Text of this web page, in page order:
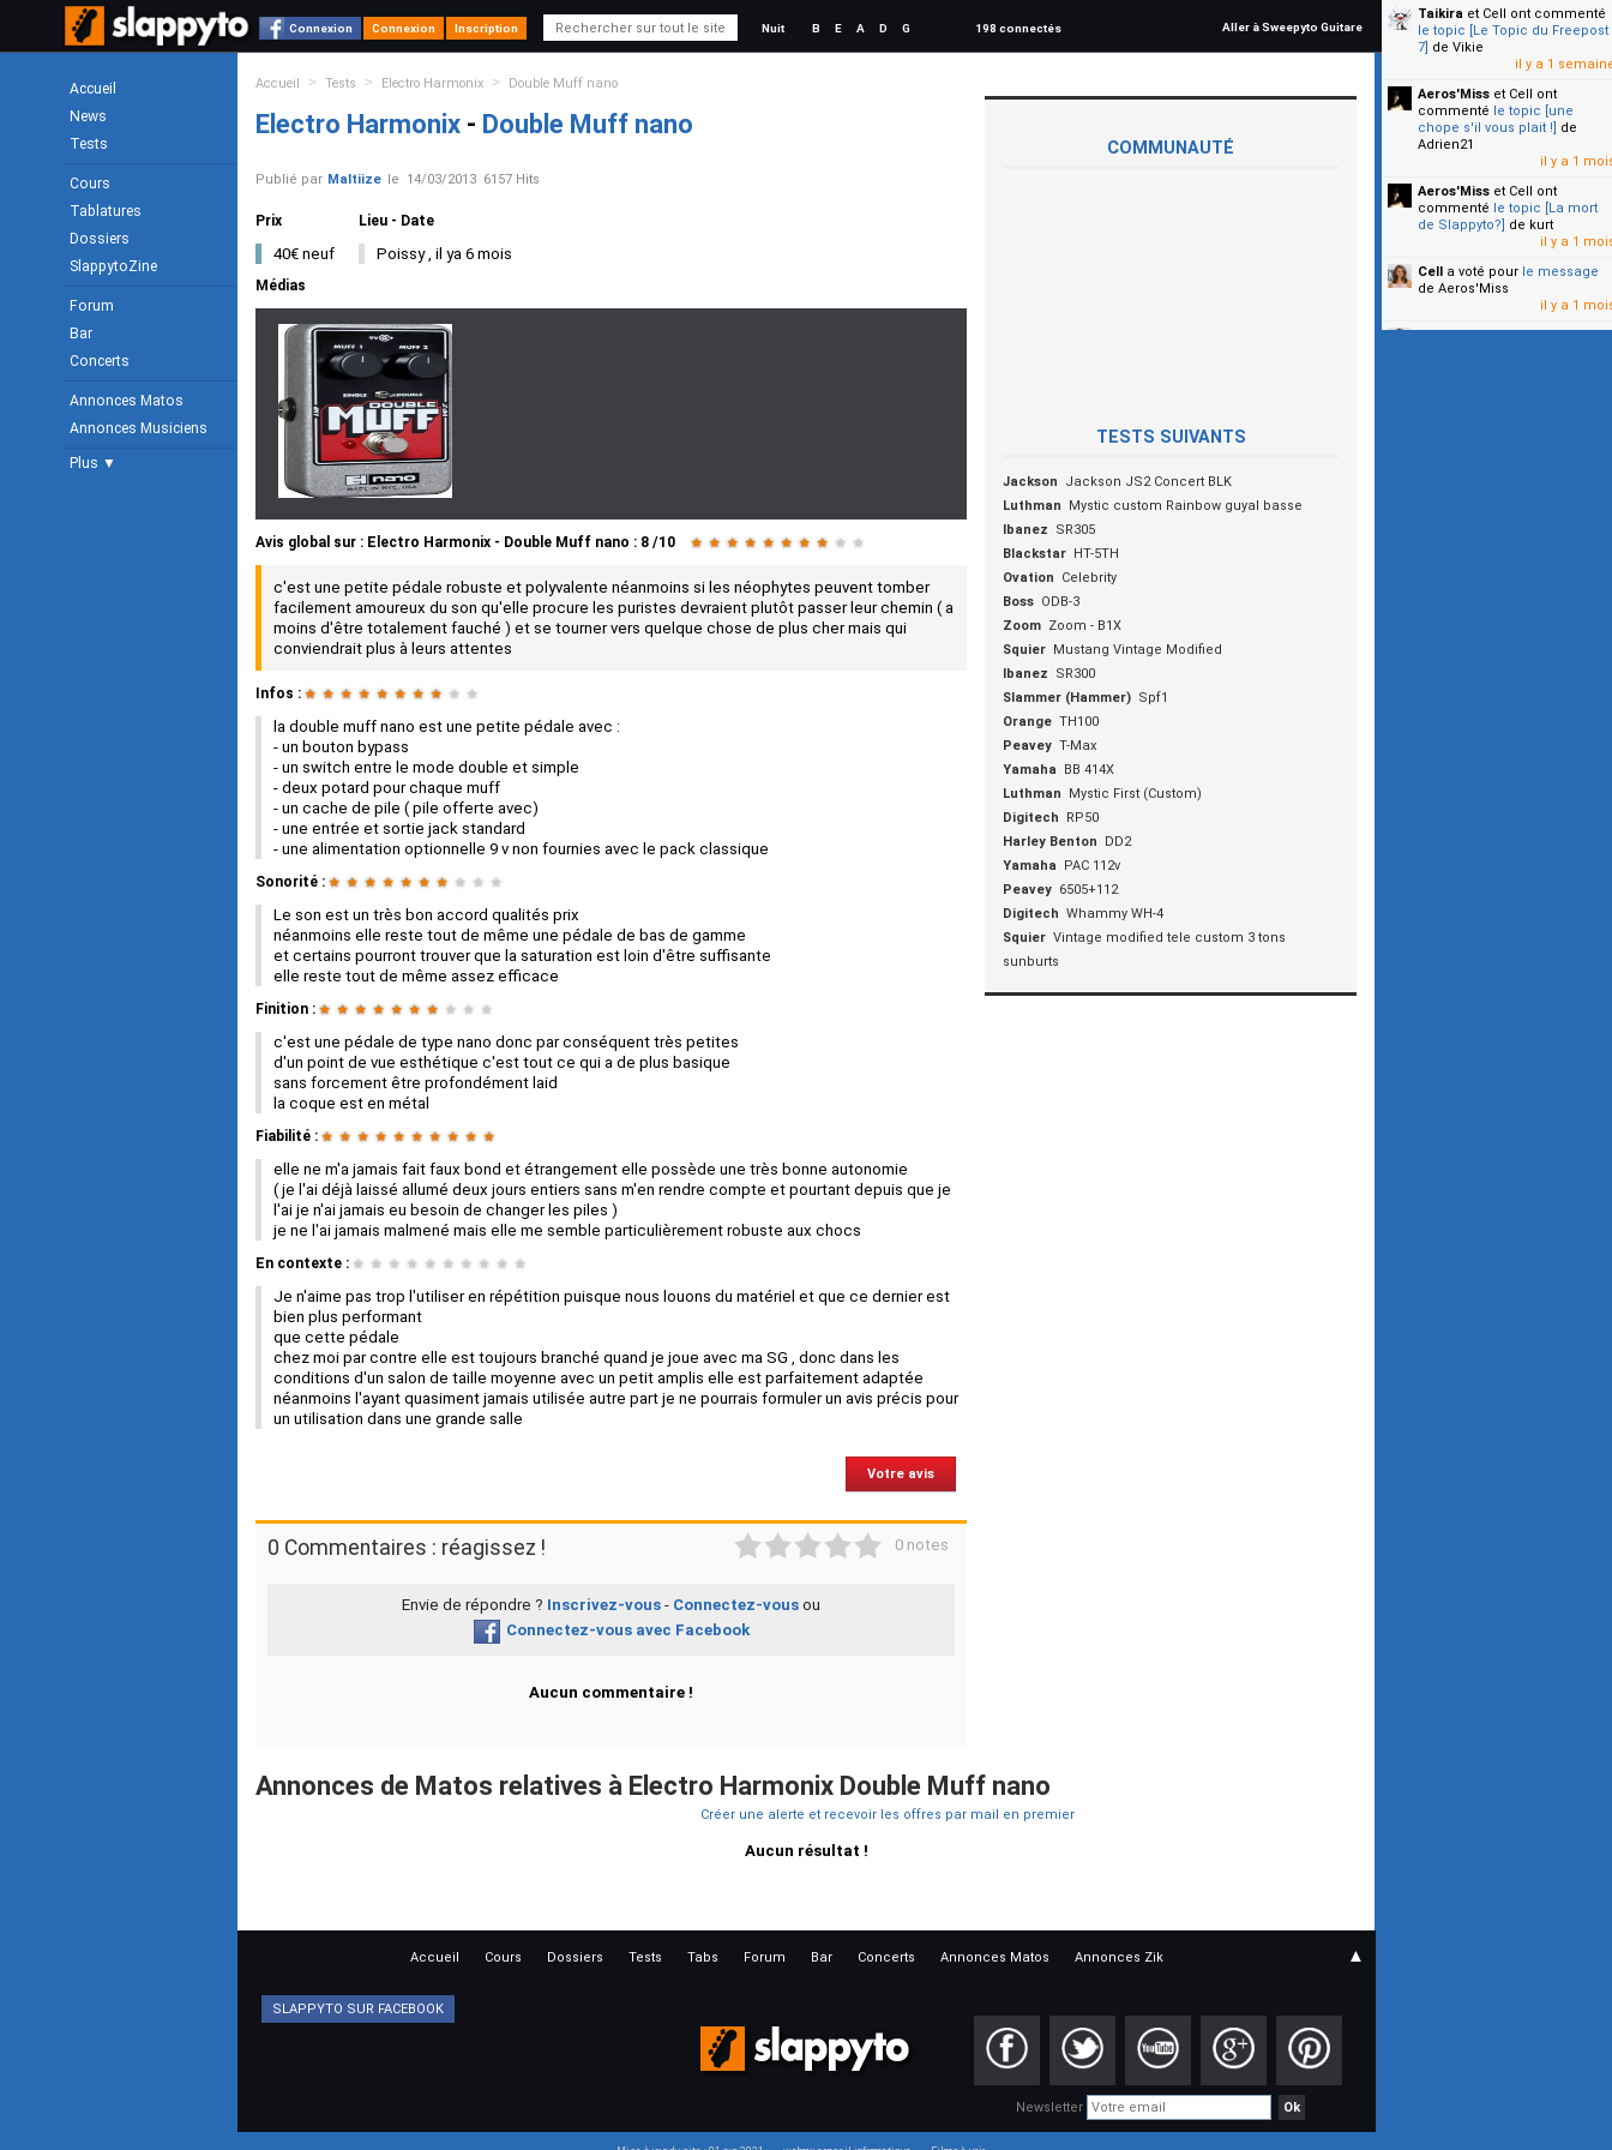
Connexion Connexion Inscription Nuit B E A D G 198 connectés Aller à Sweepyto Guitare
Accueil
News
Tests
Cours
Tablatures
Dossiers
SlappytoZine
Forum
Bar
Concerts
Annonces Matos
Annonces Musiciens
Plus ▼
Accueil > Tests > Electro Harmonix > Double Muff nano
Electro Harmonix - Double Muff nano
Publié par Maltiize le 14/03/2013 6157 Hits
Prix
40€ neuf
Lieu - Date
Poissy , il ya 6 mois
Médias
Avis global sur : Electro Harmonix - Double Muff nano : 8 /10 ★ ★ ★ ★ ★ ★ ★ ★ ★ ★
c'est une petite pédale robuste et polyvalente néanmoins si les néophytes peuvent tomber
facilement amoureux du son qu'elle procure les puristes devraient plutôt passer leur chemin ( a
moins d'être totalement fauché ) et se tourner vers quelque chose de plus cher mais qui
conviendrait plus à leurs attentes
Infos : ★ ★ ★ ★ ★ ★ ★ ★ ★ ★
la double muff nano est une petite pédale avec :
- un bouton bypass
- un switch entre le mode double et simple
- deux potard pour chaque muff
- un cache de pile ( pile offerte avec)
- une entrée et sortie jack standard
- une alimentation optionnelle 9 v non fournies avec le pack classique
Sonorité : ★ ★ ★ ★ ★ ★ ★ ★ ★ ★
Le son est un très bon accord qualités prix
néanmoins elle reste tout de même une pédale de bas de gamme
et certains pourront trouver que la saturation est loin d'être suffisante
elle reste tout de même assez efficace
Finition : ★ ★ ★ ★ ★ ★ ★ ★ ★ ★
c'est une pédale de type nano donc par conséquent très petites
d'un point de vue esthétique c'est tout ce qui a de plus basique
sans forcement être profondément laid
la coque est en métal
Fiabilité : ★ ★ ★ ★ ★ ★ ★ ★ ★ ★
elle ne m'a jamais fait faux bond et étrangement elle possède une très bonne autonomie
( je l'ai déjà laissé allumé deux jours entiers sans m'en rendre compte et pourtant depuis que je
l'ai je n'ai jamais eu besoin de changer les piles )
je ne l'ai jamais malmené mais elle me semble particulièrement robuste aux chocs
En contexte : ★ ★ ★ ★ ★ ★ ★ ★ ★ ★
Je n'aime pas trop l'utiliser en répétition puisque nous louons du matériel et que ce dernier est
bien plus performant
que cette pédale
chez moi par contre elle est toujours branché quand je joue avec ma SG , donc dans les
conditions d'un salon de taille moyenne avec un petit amplis elle est parfaitement adaptée
néanmoins l'ayant quasiment jamais utilisée autre part je ne pourrais formuler un avis précis pour
un utilisation dans une grande salle
Votre avis
0 Commentaires : réagissez ! 0 notes
Envie de répondre ? Inscrivez-vous - Connectez-vous ou
Connectez-vous avec Facebook
Aucun commentaire !
COMMUNAUTÉ
TESTS SUIVANTS
Jackson
Jackson JS2 Concert BLK
Luthman
Mystic custom Rainbow guyal basse
Ibanez
SR305
Blackstar HT-5TH
Ovation
Celebrity
Boss ODB-3
Zoom Zoom - B1X
Squier Mustang Vintage Modified
Ibanez
SR300
Slammer (Hammer) Spf1
Orange TH100
Peavey T-Max
Yamaha
BB 414X
Luthman
Mystic First (Custom)
Digitech
RP50
Harley Benton
DD2
Yamaha
PAC 112v
Peavey 6505+112
Digitech Whammy WH-4
Squier Vintage modified tele custom 3 tons
sunburts
Annonces de Matos relatives à Electro Harmonix Double Muff nano
Créer une alerte et recevoir les offres par mail en premier
Aucun résultat !
Taikira et Cell ont commenté
le topic [Le Topic du Freepost
7] de Vikie
il y a 1
Aeros'Miss et Cell ont
commenté le topic [une
chope s'il vous plait !] de
Adrien21
il y a 1
Aeros'Miss et Cell ont
commenté le topic [La mort
de Slappyto?] de kurt
il y a 1
Cell a voté pour le message
de Aeros'Miss
il y a 1
Cella voté pourle message
Accueil Cours Dossiers Tests Tabs Forum Bar Concerts Annonces Matos Annonces Zik ▲
SLAPPYTO SUR FACEBOOK
Newsletter